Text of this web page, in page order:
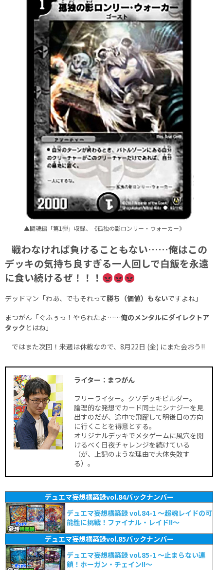
▲闘魂編「第1弾」収録、《孤独の影ロンリー・ウォーカー》
戦わなければ負けることもない……俺はこの
デッキの気持ち良すぎる一人回しで白飯を永遠
に食い続けるぜ！！！
デッドマン「わあ、でもそれって勝ち（価値）もないですよね」
まつがん「ぐふぅっ！やられたよ……俺のメンタルにダイレクトア
タック とはね」
ではまた次回！来週は休載なので、8月22日 (金) にまた会おう!!
ライター：まつがん
フリーライター。クソデッキビルダー。
論理的な発想でカード同士にシナジーを見
出すのだが、途中で飛躍して明後日の方向
に行くことを得意とする。
オリジナルデッキでメタゲームに風穴を開
けるべく日夜チャレンジを続けている
（が、上記のような理由で大体失敗す
る）。
デュエマ妄想構築録vol.84バックナンバー
デュエマ妄想構築録 vol.84-1 ～超魂レイドの可
能性に挑戦！ファイナル・レイド!!～
デュエマ妄想構築録vol.85バックナンバー
デュエマ妄想構築録 vol.85-1 ～止まらない連
鎖！ホーガン・チェイン!!～